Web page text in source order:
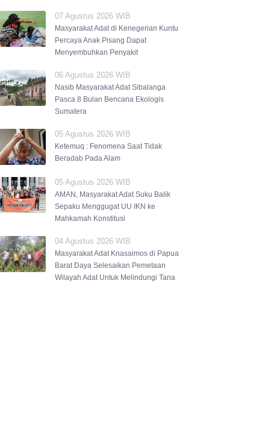
07 Agustus 2026 WIB
Masyarakat Adat di Kenegerian Kuntu
Percaya Anak Pisang Dapat
Menyembuhkan Penyakit
06 Agustus 2026 WIB
Nasib Masyarakat Adat Sibalanga
Pasca 8 Bulan Bencana Ekologis
Sumatera
05 Agustus 2026 WIB
Ketemuq : Fenomena Saat Tidak
Beradab Pada Alam
05 Agustus 2026 WIB
AMAN, Masyarakat Adat Suku Balik
Sepaku Menggugat UU IKN ke
Mahkamah Konstitusi
04 Agustus 2026 WIB
Masyarakat Adat Knasaimos di Papua
Barat Daya Selesaikan Pemetaan
Wilayah Adat Untuk Melindungi Tana